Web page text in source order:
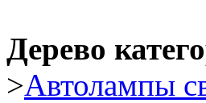
Дерево
>Автолампы